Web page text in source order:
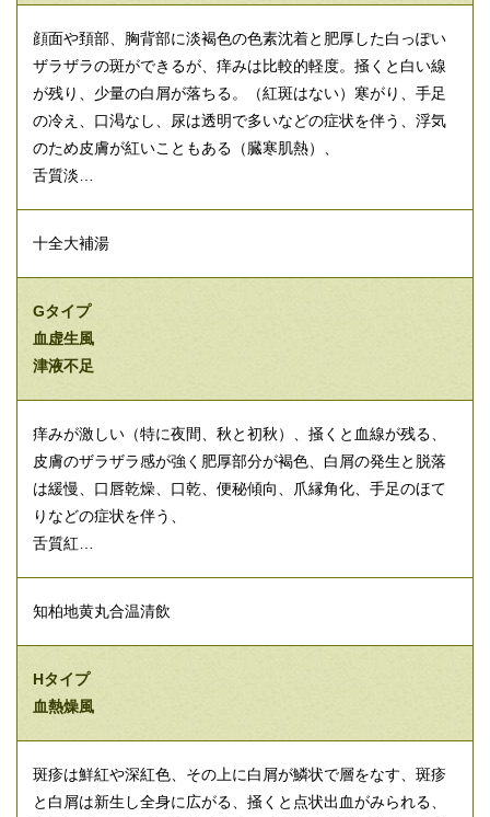
顔面や頚部、胸背部に淡褐色の色素沈着と肥厚した白っぽい
ザラザラの斑ができるが、痒みは比較的軽度。掻くと白い線
が残り、少量の白屑が落ちる。（紅斑はない）寒がり、手足
の冷え、口渇なし、尿は透明で多いなどの症状を伴う、浮気
のため皮膚が紅いこともある（臓寒肌熱）、
舌質淡…
十全大補湯
Gタイプ
血虚生風
津液不足
痒みが激しい（特に夜間、秋と初秋）、掻くと血線が残る、
皮膚のザラザラ感が強く肥厚部分が褐色、白屑の発生と脱落
は緩慢、口唇乾燥、口乾、便秘傾向、爪縁角化、手足のほて
りなどの症状を伴う、
舌質紅…
知柏地黄丸合温清飲
Hタイプ
血熱燥風
斑疹は鮮紅や深紅色、その上に白屑が鱗状で層をなす、斑疹
と白屑は新生し全身に広がる、掻くと点状出血がみられる、